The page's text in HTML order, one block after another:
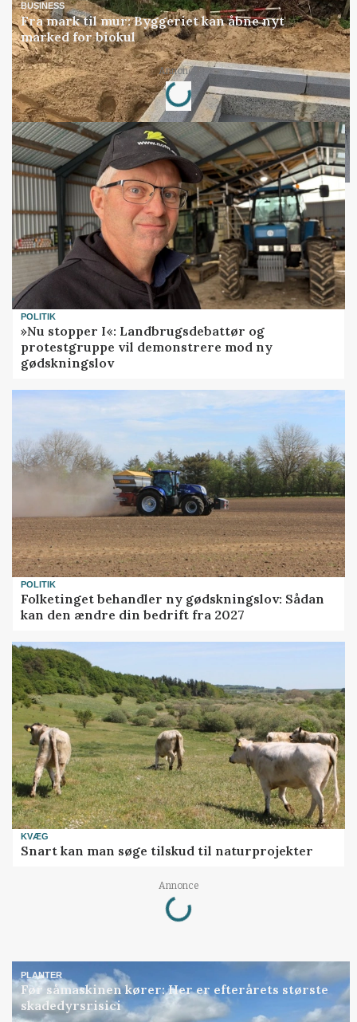
BUSINESS
Fra mark til mur: Byggeriet kan åbne nyt
marked for biokul
Annonce
Loading...
POLITIK
»Nu stopper I«: Landbrugsdebattør og
protestgruppe vil demonstrere mod ny
gødskningslov
POLITIK
Folketinget behandler ny gødskningslov: Sådan
kan den ændre din bedrift fra 2027
KVÆG
Snart kan man søge tilskud til naturprojekter
Annonce
Loading...
PLANTER
Før såmaskinen kører: Her er efterårets største
skadedyrsrisici